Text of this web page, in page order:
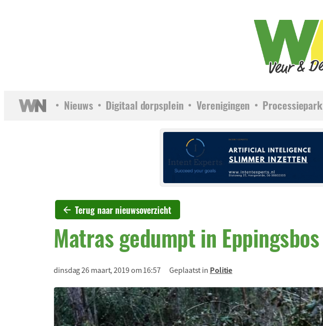
Nieuws Digitaal dorpsplein Verenigingen Processiepark
Terug naar nieuwsoverzicht
Matras gedumpt in Eppingsbos
dinsdag 26 maart, 2019 om 16:57 Geplaatst in Politie